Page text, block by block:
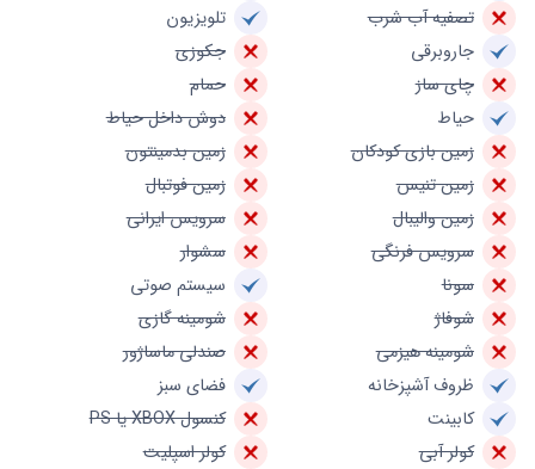
تصفیه آب شرب
تلویزیون
جاروبرقی
جکوزی
چای ساز
حمام
حیاط
دوش داخل حیاط
زمین بازی کودکان
زمین بدمینتون
زمین تنیس
زمین فوتبال
زمین والیبال
سرویس ایرانی
سرویس فرنگی
سشوار
سونا
سیستم صوتی
شوفاژ
شومینه گازی
شومینه هیزمی
صندلی ماساژور
ظروف آشپزخانه
فضای سبز
کابینت
کنسول XBOX یا PS
کولر آبی
کولر اسپلیت